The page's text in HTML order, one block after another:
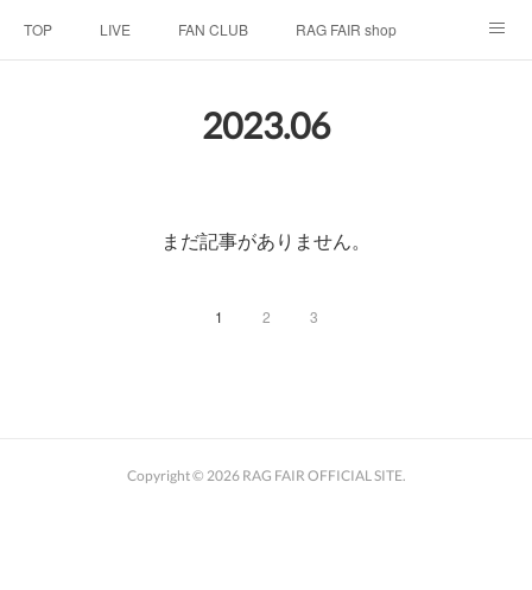
TOP LIVE FAN CLUB RAG FAIR shop
LINK2023.06
まだ記事がありません。
1 2 3
Copyright © 2026 RAG FAIR OFFICIAL SITE.